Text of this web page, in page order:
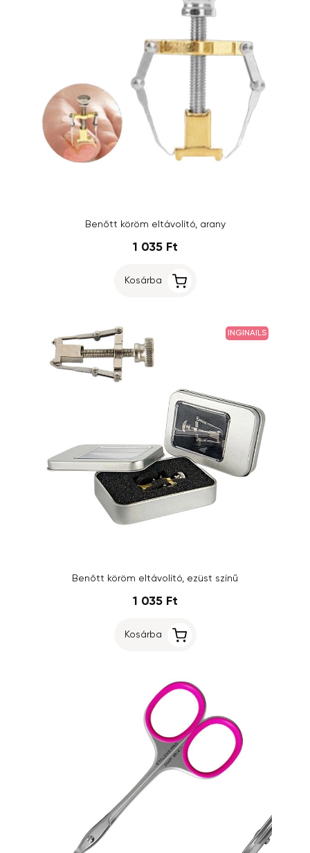
Benőtt köröm eltávolító, arany
1 035 Ft
Kosárba
INGINAILS
Benőtt köröm eltávolító, ezüst színű
1 035 Ft
Kosárba